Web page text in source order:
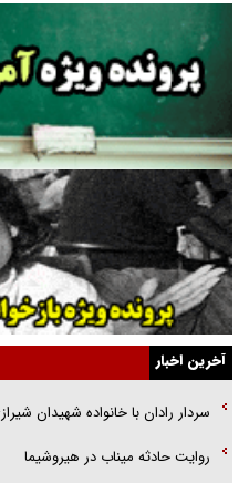
دنده دولت به واگذاری مسئله‌دار
غریزه‌ی بقا و آقای باقی و رفقا
جراحی‌های زیبایی با مدرک فوق‌دیپلم! +
گفت‌وگو با همسر یکی از شهدای جنگ
انگشت‌های پا شناسایی کردیم
نسلی که آنلاین الگو می‌گیرد
گفت‌وگو با آیت‌الله جاودان/ جفای
ارتقا می‌داد
راننده مست به قانون می‌خندد
همه آقای دوربینی شده‌ایم!
قصه ناتمام سرویس مدارس
آخرین اخبار
سردار رادان با خانواده‌ شهیدان
روایت حادثه میناب در هیروشیما